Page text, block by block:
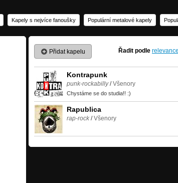
Kapely s nejvíce fanoušky Populární metalové kapely
Přidat kapelu Řadit podle relevance
Kontrapunk
punk-rockabilly/Všenory
Chystáme se do studia!! :)
Rapublica
rap-rock /Všenory